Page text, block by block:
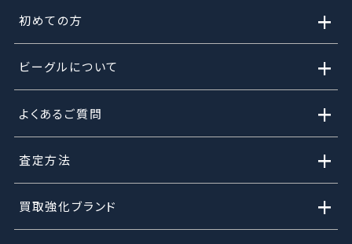
初めての方 +
ビーグルについて +
よくあるご質問 +
査定方法 +
買取強化ブランド +